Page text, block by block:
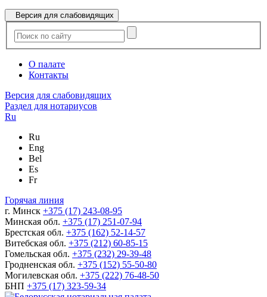
Версия для слабовидящих
О палате
Контакты
Версия для слабовидящих
Раздел для нотариусов
Ru
Ru
Eng
Bel
Es
Fr
Горячая линия
г. Минск +375 (17) 243-08-95
Минская обл. +375 (17) 251-07-94
Брестская обл. +375 (162) 52-14-57
Витебская обл. +375 (212) 60-85-15
Гомельская обл. +375 (232) 29-39-48
Гродненская обл. +375 (152) 55-50-80
Могилевская обл. +375 (222) 76-48-50
БНП +375 (17) 323-59-34